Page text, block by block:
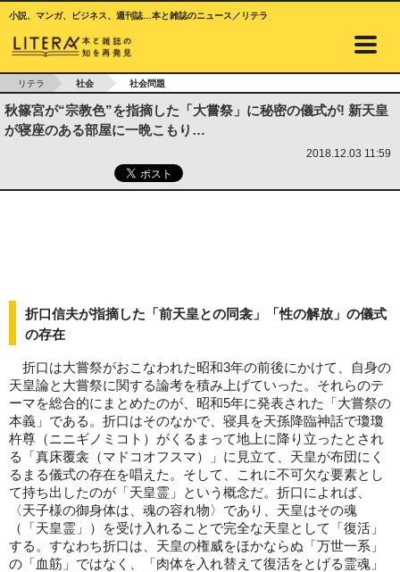
小説、マンガ、ビジネス、週刊誌…本と雑誌のニュース／リテラ
リテラ 社会 社会問題
秋篠宮が“宗教色”を指摘した「大嘗祭」に秘密の儀式が! 新天皇
が寝座のある部屋に一晩こもり…
2018.12.03 11:59
折口信夫が指摘した「前天皇との同衾」「性の解放」の儀式
の存在
折口は大嘗祭がおこなわれた昭和3年の前後にかけて、自身の
天皇論と大嘗祭に関する論考を積み上げていった。それらのテ
ーマを総合的にまとめたのが、昭和5年に発表された「大嘗祭の
本義」である。折口はそのなかで、寝具を天孫降臨神話で瓊瓊
杵尊（ニニギノミコト）がくるまって地上に降り立ったとされ
る「真床覆衾（マドコオフスマ）」に見立て、天皇が布団にく
るまる儀式の存在を唱えた。そして、これに不可欠な要素とし
て持ち出したのが「天皇霊」という概念だ。折口によれば、
〈天子様の御身体は、魂の容れ物〉であり、天皇はその魂
（「天皇霊」）を受け入れることで完全な天皇として「復活」
する。すなわち折口は、天皇の権威をほかならぬ「万世一系」
の「血筋」ではなく、「肉体を入れ替えて復活をとげる霊魂」